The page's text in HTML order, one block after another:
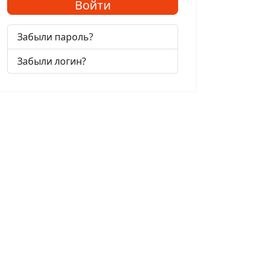
Войти
Забыли пароль?
Забыли логин?